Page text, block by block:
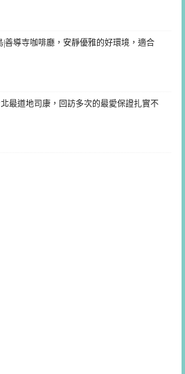
|善導寺咖啡廳，安靜優雅的好環境，適合
最道地司康，回訪多次的最愛保證扎實不